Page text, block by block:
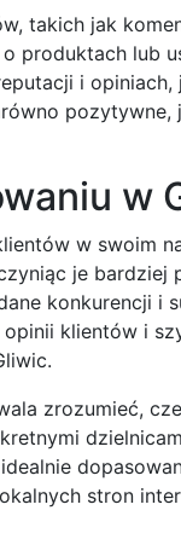
takich jak
lub
i
w
w swoim
je
konkurencji i
klientów i
zrozumieć,
stron